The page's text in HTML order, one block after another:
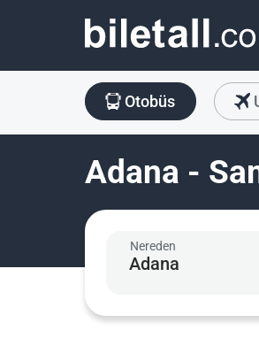
Otobüs
Adana -
Nereden